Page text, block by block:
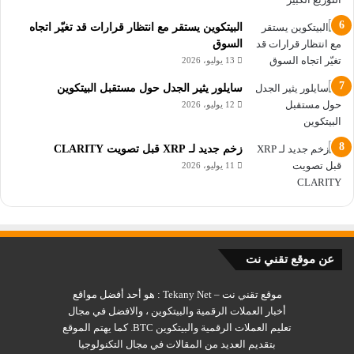
قرارات استثماراته بناءاً على بحثه لتكوين وجهة نظر مستقلة.
إقرأ أيضاً
عملة الاثيريوم ETH تسجل اعلى سعر لها في تاريخها
الاثيريوم تعطي اشارات صعودية قوية
ETH
Ethereum
GrayScale
البيتكوين يستقر مع انتظار قرارات قد تغيّر اتجاه
السوق
13 يوليو، 2026
سايلور يثير الجدل حول مستقبل البيتكوين
12 يوليو، 2026
زخم جديد لـ XRP قبل تصويت CLARITY
11 يوليو، 2026
عن موقع تقني نت
موقع تقني نت – Tekany Net : هو أحد أفضل مواقع
أخبار العملات الرقمية والبيتكوين ، والافضل في مجال
تعليم العملات الرقمية والبيتكوين BTC. كما يهتم الموقع
بتقديم العديد من المقالات في مجال التكنولوجيا